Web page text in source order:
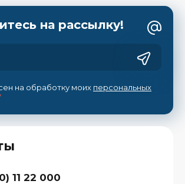
11 22 000
на рассылку!
на обработку моих персональных